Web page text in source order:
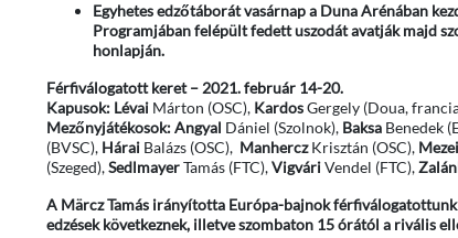
Egyhetes edzőtáborát vasárnap a Duna Arénában
Programjában felépült fedett uszodát avatják majd
honlapján.
Férfiválogatott keret – 2021. február 14-20.
Kapusok: LévaiMárton (OSC), KardosGergely (Doua,
Mezőnyjátékosok:Angyal Dániel (Szolnok), BaksaBenedek
(BVSC), HáraiBalázs (OSC), ManherczKrisztán (OSC), Mezei
(Szeged),SedlmayerTamás (FTC),VigváriVendel (FTC),
A Märcz Tamás irányította Európa-bajnok
edzések következnek, illetve szombaton 15 órától a rivális